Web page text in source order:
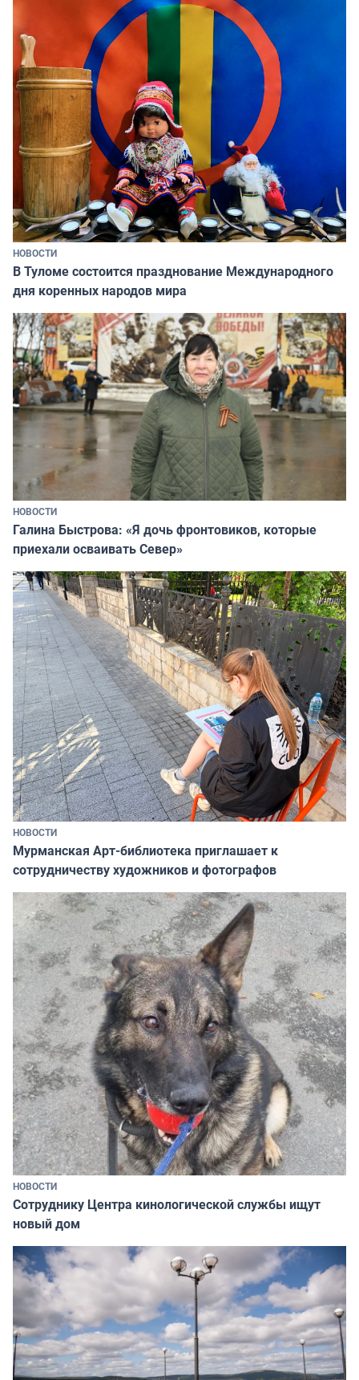
НОВОСТИ
В Туломе состоится празднование Международного
дня коренных народов мира
НОВОСТИ
Галина Быстрова: «Я дочь фронтовиков, которые
приехали осваивать Север»
НОВОСТИ
Мурманская Арт-библиотека приглашает к
сотрудничеству художников и фотографов
НОВОСТИ
Сотруднику Центра кинологической службы ищут
новый дом